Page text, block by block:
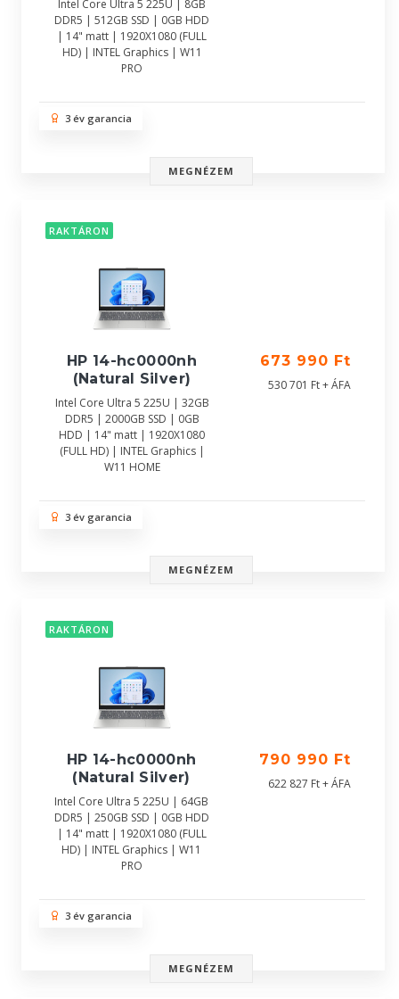
Intel Core Ultra 5 225U | 8GB
DDR5 | 512GB SSD | 0GB HDD
| 14" matt | 1920X1080 (FULL
HD) | INTEL Graphics | W11
PRO
3 év garancia
MEGNÉZEM
RAKTÁRON
HP 14-hc0000nh
(Natural Silver)
Intel Core Ultra 5 225U | 32GB
DDR5 | 2000GB SSD | 0GB
HDD | 14" matt | 1920X1080
(FULL HD) | INTEL Graphics |
W11 HOME
673 990 Ft
530 701 Ft + ÁFA
3 év garancia
MEGNÉZEM
RAKTÁRON
HP 14-hc0000nh
(Natural Silver)
Intel Core Ultra 5 225U | 64GB
DDR5 | 250GB SSD | 0GB HDD
| 14" matt | 1920X1080 (FULL
HD) | INTEL Graphics | W11
PRO
790 990 Ft
622 827 Ft + ÁFA
3 év garancia
MEGNÉZEM